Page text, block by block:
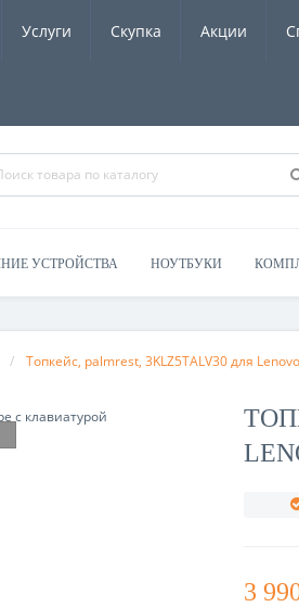
Услуги Скупка Акции
УСТРОЙСТВА НОУТБУКИ
Топкейс, palmrest, 3KLZ5TALV30 для
3